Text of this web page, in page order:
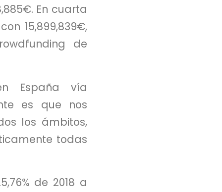
En cuarta
15,899,839€,
de
España vía
es que nos
los ámbitos,
todas
de 2018 a